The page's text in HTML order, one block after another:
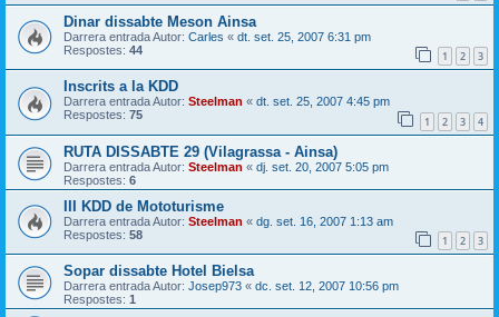
Dinar dissabte Meson Ainsa
Darrera entrada Autor: Carles « dt. set. 25, 2007 6:31 pm
Respostes: 44 1 2 3
Inscrits a la KDD
Darrera entrada Autor: Steelman « dt. set. 25, 2007 4:45 pm
Respostes: 75 1 2 3 4
RUTA DISSABTE 29 (Vilagrassa - Ainsa)
Darrera entrada Autor: Steelman « dj. set. 20, 2007 5:05 pm
Respostes: 6
III KDD de Mototurisme
Darrera entrada Autor: Steelman « dg. set. 16, 2007 1:13 am
Respostes: 58 1 2 3
Sopar dissabte Hotel Bielsa
Darrera entrada Autor: Josep973 « dc. set. 12, 2007 10:56 pm
Respostes: 1